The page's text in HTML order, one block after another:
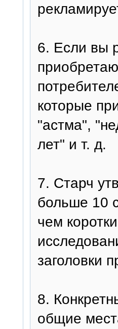
6. Если вы
которые
"астма",
лет" и т. д.
7. Старч
больше 10
чем
заголовки
8.
общие